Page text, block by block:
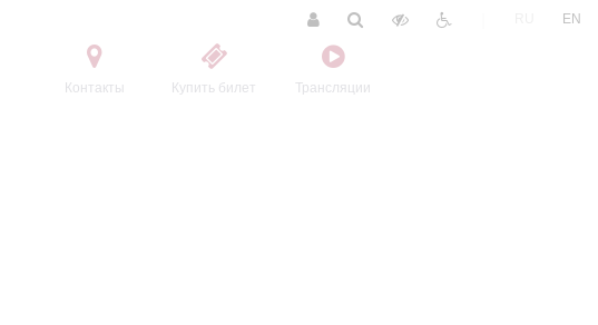
Контакты Купить билет Трансляции
EN